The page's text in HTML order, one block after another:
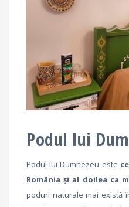
Podul lui
Podul lui Dumnezeu este
România și al doilea ca
poduri naturale mai există